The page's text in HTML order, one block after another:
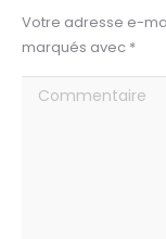
Votre adresse e-
marqués avec *
Commentaire